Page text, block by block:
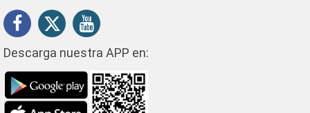
Descarga nuestra APP en: